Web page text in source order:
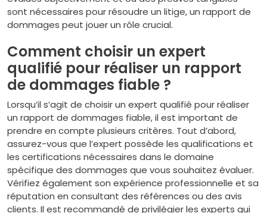
sont nécessaires pour résoudre un litige, un rapport de
dommages peut jouer un rôle crucial.
Comment choisir un expert
qualifié pour réaliser un rapport
de dommages fiable ?
Lorsqu’il s’agit de choisir un expert qualifié pour réaliser
un rapport de dommages fiable, il est important de
prendre en compte plusieurs critères. Tout d’abord,
assurez-vous que l’expert possède les qualifications et
les certifications nécessaires dans le domaine
spécifique des dommages que vous souhaitez évaluer.
Vérifiez également son expérience professionnelle et sa
réputation en consultant des références ou des avis
clients. Il est recommandé de privilégier les experts qui